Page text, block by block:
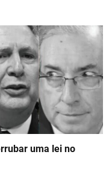
uma lei no